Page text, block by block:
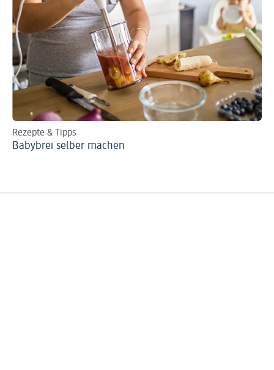
Rezepte & Tipps
Babybrei selber machen